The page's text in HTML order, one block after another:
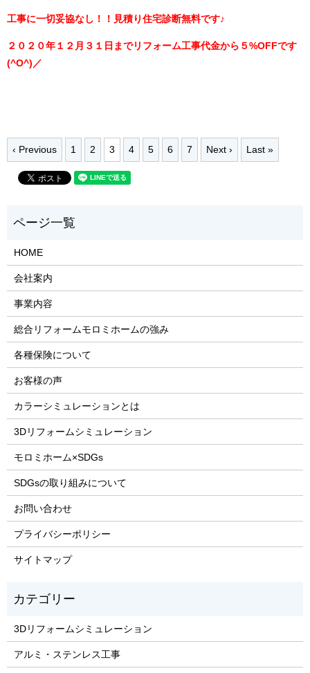
工事に一切妥協なし！！ 見積り住宅診断無料です♪
２０２０年１２月３１日までリフォーム工事代金から５%OFFです
(^O^)／
‹ Previous 1 2 3 4 5 6 7 Next › Last »
HOME
会社案内
事業内容
総合リフォームモロミホームの強み
各種保険について
お客様の声
カラーシミュレーションとは
3Dリフォームシミュレーション
モロミホーム×SDGs
SDGsの取り組みについて
お問い合わせ
プライバシーポリシー
サイトマップ
3Dリフォームシミュレーション
アルミ・ステンレス工事